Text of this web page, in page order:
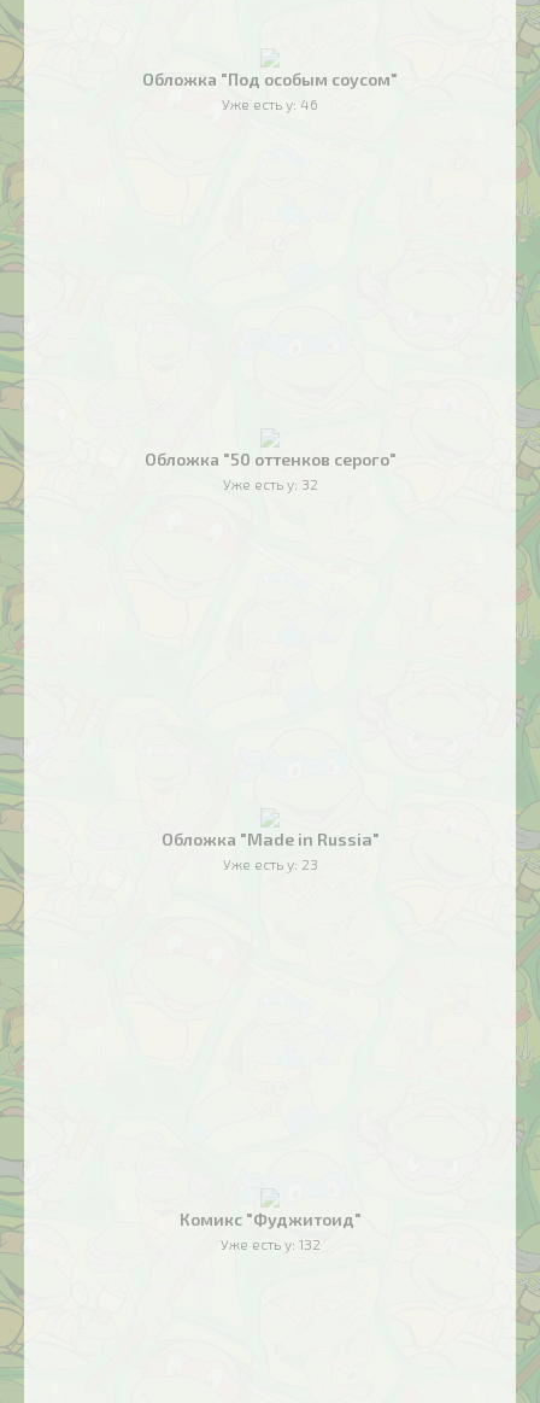
Обложка "Под особым соусом"
Уже есть у: 46
Обложка "50 оттенков серого"
Уже есть у: 32
Обложка "Made in Russia"
Уже есть у: 23
Комикс "Фуджитоид"
Уже есть у: 132